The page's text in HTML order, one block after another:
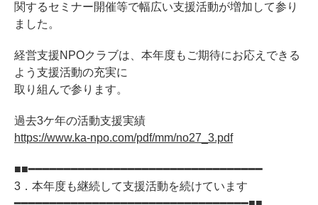
関するセミナー開催等で幅広い支援活動が増加して参り
ました。
経営支援NPOクラブは、本年度もご期待にお応えできる
よう支援活動の充実に
取り組んで参ります。
過去3ケ年の活動支援実績
https://www.ka-npo.com/pdf/mm/no27_3.pdf
■■━━━━━━━━━━━━━━━━━━━━━━━━━━━━━━━━━
3．本年度も継続して支援活動を続けています